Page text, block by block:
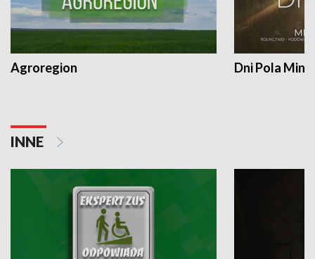
Agroregion Dni Pola
INNE